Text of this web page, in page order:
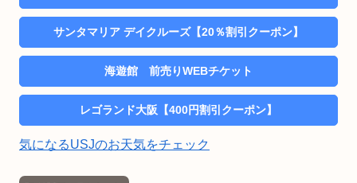
サンタマリア デイクルーズ【20％割引クーポン】
海遊館 前売りWEBチケット
レゴランド大阪【400円割引クーポン】
気になるUSJのお天気をチェック